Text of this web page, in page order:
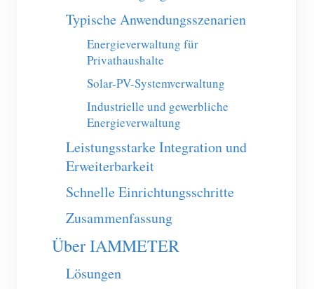
Blog
App Store
Website erkunden
PV-Ranking
Typische Anwendungsszenarien
Energieverwaltung für
Privathaushalte
Solar-PV-Systemverwaltung
Industrielle und gewerbliche
Energieverwaltung
Leistungsstarke Integration und
Erweiterbarkeit
Schnelle Einrichtungsschritte
Zusammenfassung
Über IAMMETER
Lösungen